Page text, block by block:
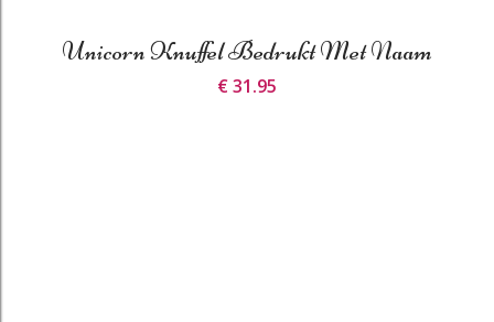
Unicorn Knuffel Bedrukt Met Naam
€ 31.95